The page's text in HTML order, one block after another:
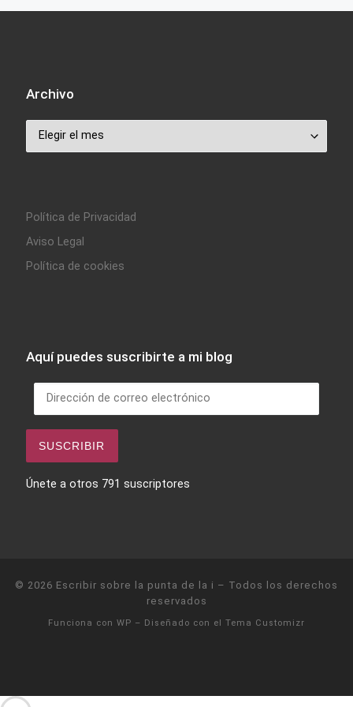
Archivo
Archivo
Política de Privacidad
Aviso Legal
Política de cookies
Aquí puedes suscribirte a mi blog
Dirección de correo electrónico
SUSCRIBIR
Únete a otros 791 suscriptores
© 2026 Escribir sobre la punta de la i – Todos los derechos
reservados
Funciona con WP – Diseñado con el Tema Customizr